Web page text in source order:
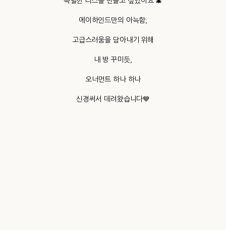
에이하인드만의 아늑함,
고급스러움을 담아내기 위해
내 방 꾸미듯,
오너먼트 하나 하나
신경써서 데려왔습니다💙